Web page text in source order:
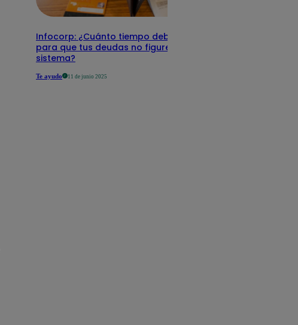
Infocorp: ¿Cuánto tiempo debe pasar
para que tus deudas no figuren en su
sistema?
Te ayudo 11 de junio 2025